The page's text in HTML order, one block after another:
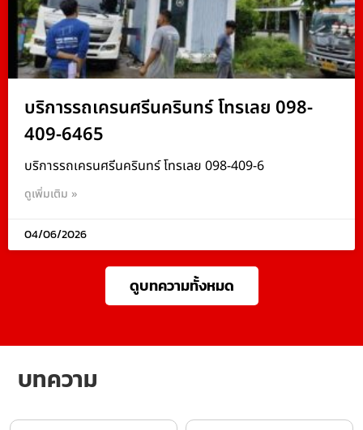
บริการรถเครนศรีนครินทร์ โทรเลย 098-
409-6465
บริการรถเครนศรีนครินทร์ โทรเลย 098-409-6
ดูเพิ่มเติม »
04/06/2026
ดูบทความทั้งหมด
บทความ